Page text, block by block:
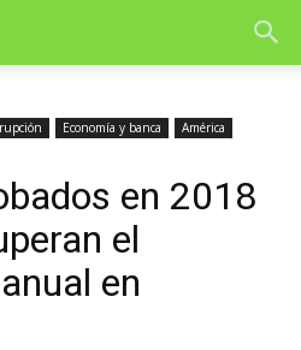
Economía y banca
América
en 2018
el
en